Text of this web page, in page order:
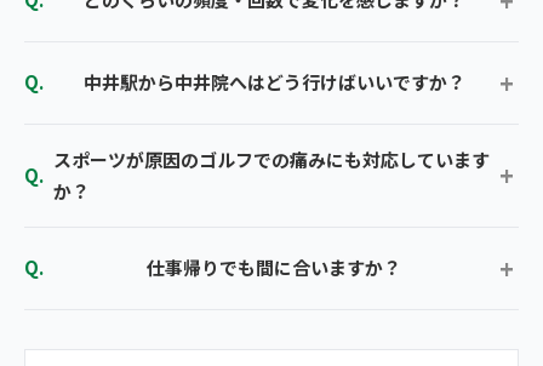
中井駅から中井院へはどう行けばいいですか？
スポーツが原因のゴルフでの痛みにも対応しています
か？
仕事帰りでも間に合いますか？